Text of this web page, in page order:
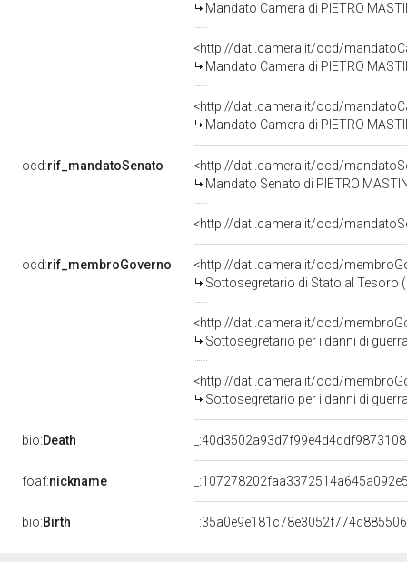
Mandato Camera di PIETRO
<http://dati.camera.it/ocd/
Mandato Camera di PIETRO
<http://dati.camera.it/ocd/
Mandato Camera di PIETRO
ocd:rif_mandatoSenato
<http://dati.camera.it/ocd/
Mandato Senato di PIETRO
<http://dati.camera.it/ocd/
ocd:rif_membroGoverno
<http://dati.camera.it/ocd/
Sottosegretario di Stato al Tesoro
<http://dati.camera.it/ocd/
Sottosegretario per i danni di
<http://dati.camera.it/ocd/
Sottosegretario per i danni di
bio:Death
foaf:nickname
bio:Birth